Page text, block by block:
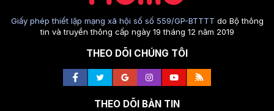
Giấy phép thiết lập mạng xã hội số số 559/GP-BTTTT do Bộ thông
tin và truyền thông cấp ngày 19 tháng 12 năm 2019
THEO DÕI CHÚNG TÔI
THEO DÕI BẢN TIN